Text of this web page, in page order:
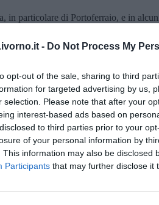
- Do Not Process My
opt-out of the sale, sharing to third
for targeted advertising by us,
selection. Please note that after your
interest-based ads based on
to third parties prior to your
of your personal information by
This information may also be disclosed
Participants that may further disclose it
in particolare di Portoferraio, e in
solo le istituzioni cittadine, ma parla
della cosa pubblica. Egli analizza
sede di un governatore civile, uno
di tribunale, di un cancelliere
Regno di Sardegna, di Napoli,
e di basse condizioni economiche.
l’ospedale militare; le due
e quella del Corpus Domini, assai